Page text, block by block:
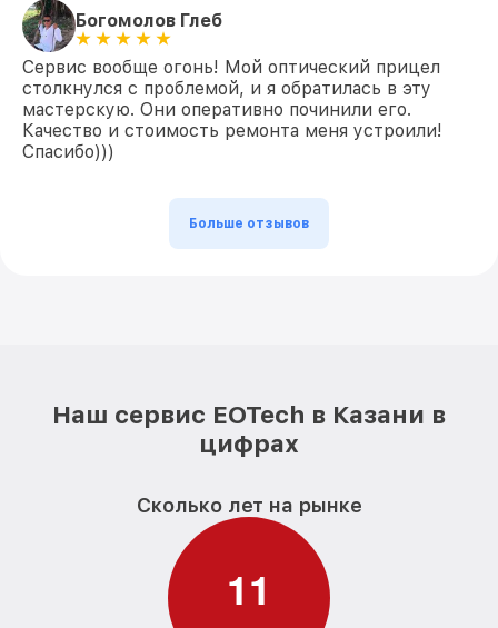
Богомолов Глеб
Сервис вообще огонь! Мой оптический прицел
столкнулся с проблемой, и я обратилась в эту
мастерскую. Они оперативно починили его.
Качество и стоимость ремонта меня устроили!
Спасибо)))
Больше отзывов
Наш сервис EOTech в Казани в
цифрах
Сколько лет на рынке
11